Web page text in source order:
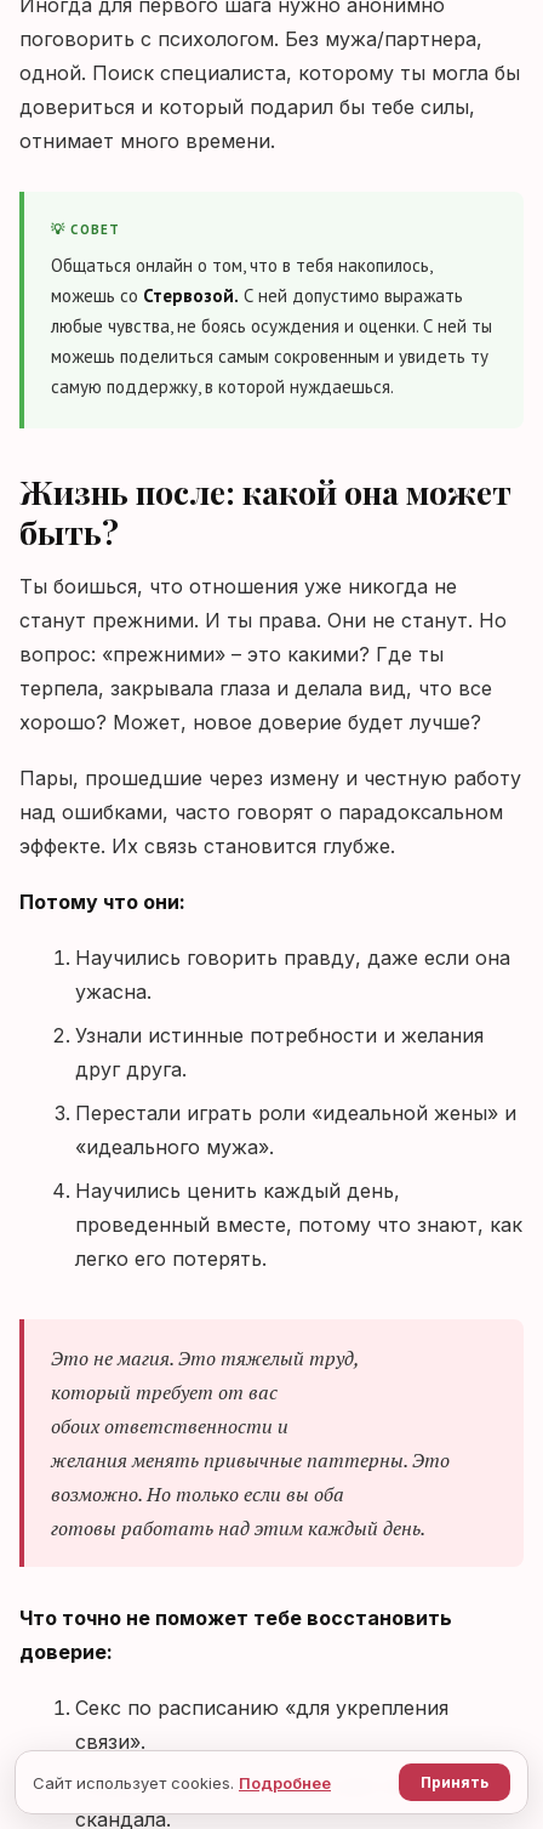
Иногда для первого шага нужно анонимно
поговорить с психологом. Без мужа/партнера,
одной. Поиск специалиста, которому ты могла бы
довериться и который подарил бы тебе силы,
отнимает много времени.
💡 СОВЕТ
Общаться онлайн о том, что в тебя накопилось,
можешь со Стервозой. С ней допустимо выражать
любые чувства, не боясь осуждения и оценки. С ней ты
можешь поделиться самым сокровенным и увидеть ту
самую поддержку, в которой нуждаешься.
Жизнь после: какой она может
быть?
Ты боишься, что отношения уже никогда не
станут прежними. И ты права. Они не станут. Но
вопрос: «прежними» – это какими? Где ты
терпела, закрывала глаза и делала вид, что все
хорошо? Может, новое доверие будет лучше?
Пары, прошедшие через измену и честную работу
над ошибками, часто говорят о парадоксальном
эффекте. Их связь становится глубже.
Потому что они:
Научились говорить правду, даже если она
ужасна.
Узнали истинные потребности и желания
друг друга.
Перестали играть роли «идеальной жены» и
«идеального мужа».
Научились ценить каждый день,
проведенный вместе, потому что знают, как
легко его потерять.
Это не магия. Это тяжелый труд,
который требует от вас
обоих ответственности и
желания менять привычные паттерны. Это
возможно. Но только если вы оба
готовы работать над этим каждый день.
Что точно не поможет тебе восстановить
доверие:
Секс по расписанию «для укрепления
связи».
Совместный отпуск через две недели после
скандала.
Сайт использует cookies. Подробнее Принять